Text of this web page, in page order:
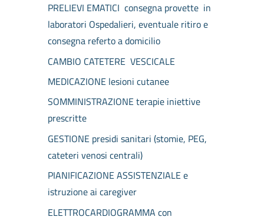
PRELIEVI EMATICI consegna provette in
laboratori Ospedalieri, eventuale ritiro e
consegna referto a domicilio
CAMBIO CATETERE VESCICALE
MEDICAZIONE lesioni cutanee
SOMMINISTRAZIONE terapie iniettive
prescritte
GESTIONE presidi sanitari (stomie, PEG,
cateteri venosi centrali)
PIANIFICAZIONE ASSISTENZIALE e
istruzione ai caregiver
ELETTROCARDIOGRAMMA con